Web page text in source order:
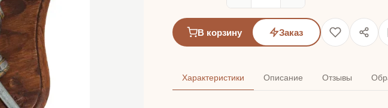
В корзину Заказ
Характеристики Описание Отзывы